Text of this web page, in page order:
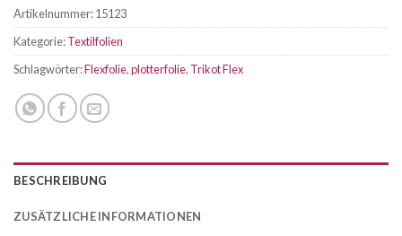
Artikelnummer:15123
Kategorie:Textilfolien
Schlagwörter:Flexfolie,plotterfolie, Trikot Flex
BESCHREIBUNG
ZUSÄTZLICHE INFORMATIONEN